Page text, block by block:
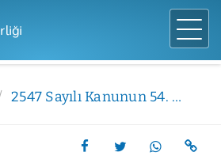
2547 Sayılı Kanunun 54. Maddesi